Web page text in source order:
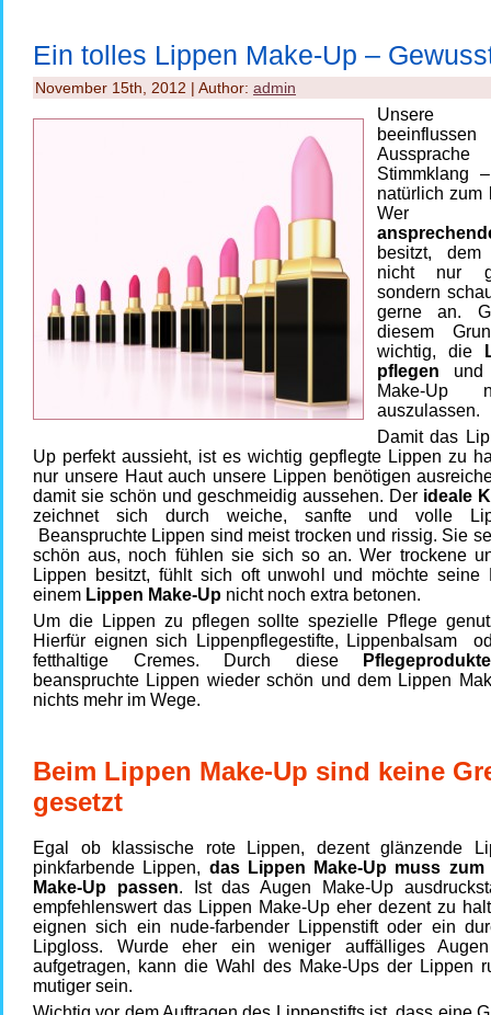
Ein tolles Lippen Make-Up –
November 15th, 2012 | Author: admin
Unsere
Stimmklang
natürlich zum
besitzt,
nicht nur
sondern
gerne an.
diesem
wichtig, die
pflegen und
Make-Up
auszulassen.
Damit das
Up perfekt aussieht, ist es wichtig gepflegte Lippen zu
nur unsere Haut auch unsere Lippen benötigen
damit sie schön und geschmeidig aussehen. Der ideale
zeichnet sich durch weiche, sanfte und volle
Beanspruchte Lippen sind meist trocken und rissig. Sie
schön aus, noch fühlen sie sich so an. Wer trockene
Lippen besitzt, fühlt sich oft unwohl und möchte seine
einem Lippen Make-Up nicht noch extra betonen.
Um die Lippen zu pflegen sollte spezielle Pflege
Hierfür eignen sich Lippenpflegestifte, Lippenbalsam
fetthaltige Cremes. Durch diesePflegeprodukte
beanspruchte Lippen wieder schön und dem Lippen
nichts mehr im Wege.
Beim Lippen Make-Up sind keine
gesetzt
Egal ob klassische rote Lippen, dezent glänzende
pinkfarbende Lippen, das Lippen Make-Up muss zum
Make-Up passen. Ist das Augen Make-Up
empfehlenswert das Lippen Make-Up eher dezent zu
eignen sich ein nude-farbender Lippenstift oder ein
Lipgloss. Wurde eher ein weniger auffälliges
aufgetragen, kann die Wahl des Make-Ups der Lippen
mutiger sein.